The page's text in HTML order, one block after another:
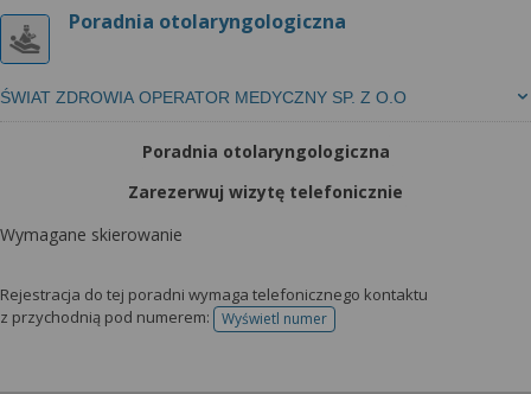
Poradnia otolaryngologiczna
ŚWIAT ZDROWIA OPERATOR MEDYCZNY SP. Z O.O
Poradnia otolaryngologiczna
Zarezerwuj wizytę telefonicznie
Wymagane skierowanie
Rejestracja do tej poradni wymaga telefonicznego kontaktu
z przychodnią pod numerem:
Wyświetl numertelefonu do rejestracji